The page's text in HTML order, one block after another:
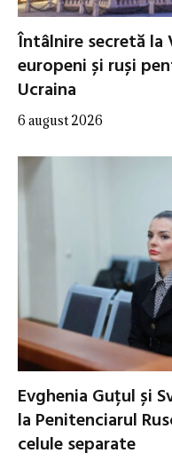
Întâlnire secretă
europeni și ruși
Ucraina
6 august 2026
Evghenia Guțul și
la Penitenciarul
celule separate